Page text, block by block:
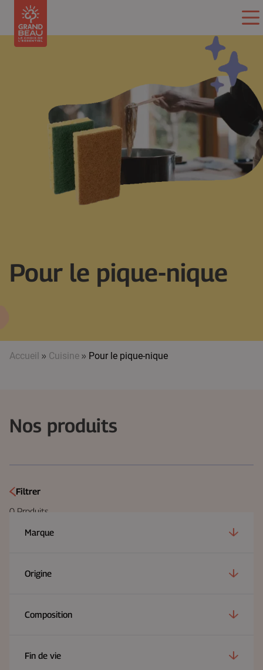
Pour le pique-nique
Accueil » Cuisine » Pour le pique-nique
Nos produits
Filtrer
0 Produits
Marque
Origine
Composition
Fin de vie